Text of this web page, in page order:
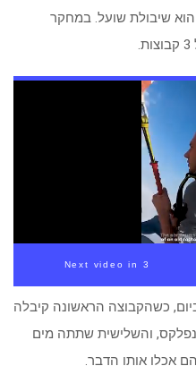
שיבולת שועל. במחקר
Next video in 3
350 קלוריות ביום, כשהקבוצה הראשונה קיבלה
והשלישית שתתה מים
אכלו אותו הדבר.